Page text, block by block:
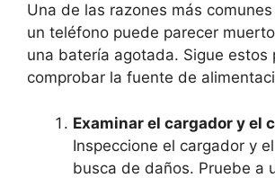
Una de las razones más
un teléfono puede parecer
una batería agotada. Sigue estos
comprobar la fuente de
Examinar el cargador y el
Inspeccione el cargador y
busca de daños. Pruebe a